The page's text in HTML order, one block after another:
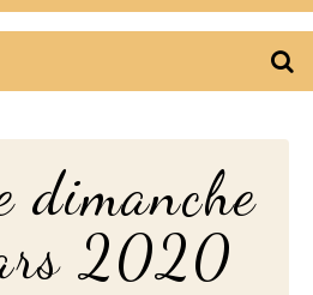
dimanche
2020